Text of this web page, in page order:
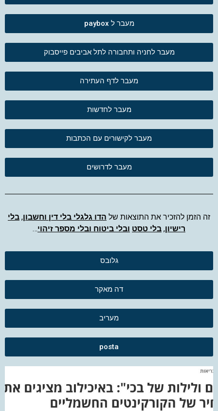
מעבר ל paybox
מעבר לחניה ותחבורה לתל אביבים פייסבוק
מעבר לדף העתירה
מעבר לחדשות
מעבר לקישורים עם הכתבות
מעבר לדרושים
זה הזמן להזכיר את התוצאות של הדו גלגלי בלי דין וחשבון, בלי
רישיון, בלי טסט ובלי ביטוח ובלי מספר זיהוי…
גלובס
דה מאקר
מעריב
posta